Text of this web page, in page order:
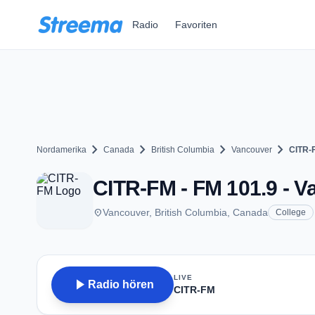
Radio Favoriten
Nordamerika chevron_right Canada chevron_right British Columbia chevron_right Vancouver chevron_right CITR-
CITR-FM - FM 101.9 -
placeVancouver, British Columbia, Canada College
play_arrow Radio hören
LIVE
CITR-FM